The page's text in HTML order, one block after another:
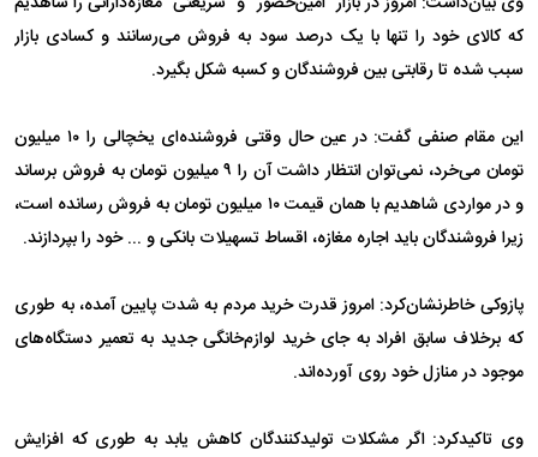
که کالای خود را تنها با یک درصد سود به فروش می‌رسانند و کسادی بازار
سبب شده تا رقابتی بین فروشندگان و کسبه شکل بگیرد.
این مقام صنفی گفت: در عین حال وقتی فروشنده‌ای یخچالی را ۱۰ میلیون
تومان می‌خرد، نمی‌توان انتظار داشت آن را ۹ میلیون تومان به فروش برساند
و در مواردی شاهدیم با همان قیمت ۱۰ میلیون تومان به فروش رسانده است،
زیرا فروشندگان باید اجاره مغازه، اقساط تسهیلات بانکی و ... خود را بپردازند.
پازوکی خاطرنشان‌کرد: امروز قدرت خرید مردم به شدت پایین آمده، به طوری
که برخلاف سابق افراد به جای خرید لوازم‌خانگی جدید به تعمیر دستگاه‌های
موجود در منازل خود روی آورده‌اند.
وی تاکیدکرد: اگر مشکلات تولیدکنندگان کاهش یابد به طوری که افزایش